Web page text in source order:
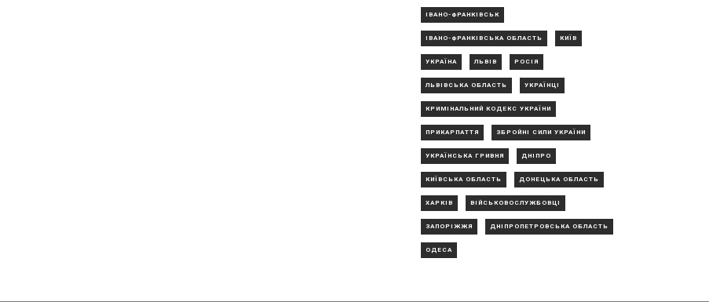
ІВАНО-ФРАНКІВСЬК
ІВАНО-ФРАНКІВСЬКА ОБЛАСТЬ КИЇВ
УКРАЇНА ЛЬВІВ РОСІЯ
ЛЬВІВСЬКА ОБЛАСТЬ УКРАЇНЦІ
КРИМІНАЛЬНИЙ КОДЕКС УКРАЇНИ
ПРИКАРПАТТЯ ЗБРОЙНІ СИЛИ УКРАЇНИ
УКРАЇНСЬКА ГРИВНЯ ДНІПРО
КИЇВСЬКА ОБЛАСТЬ ДОНЕЦЬКА ОБЛАСТЬ
ХАРКІВ ВІЙСЬКОВОСЛУЖБОВЦІ
ЗАПОРІЖЖЯ ДНІПРОПЕТРОВСЬКА ОБЛАСТЬ
ОДЕСА